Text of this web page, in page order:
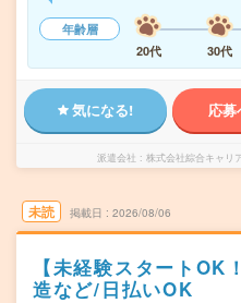
年齢層
20代
30代
気になる! 応
派遣会社 株式会社綜合キャリ
未読 掲載日 2026/08/06
【未経験スタートOK
造など/日払いOK